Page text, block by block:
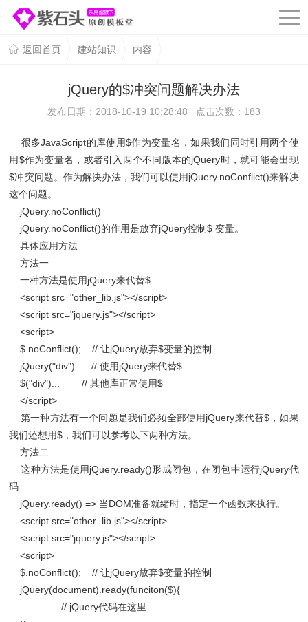
返回首页 建站知识 内容
jQuery的$冲突问题解决办法
发布日期：2018-10-19 10:28:48 点击次数： 183
很多JavaScript的库使用$作为变量名，如果我们同时引用两个使
用$作为变量名，或者引入两个不同版本的jQuery时，就可能会出现
$冲突问题。作为解决办法，我们可以使用jQuery.noConflict()来解决
这个问题。
jQuery.noConflict()
jQuery.noConflict()的作用是放弃jQuery控制$ 变量。
具体应用方法
方法一
一种方法是使用jQuery来代替$
<script src="other_lib.js"></script>
<script src="jquery.js"></script>
<script>
$.noConflict(); // 让jQuery放弃$变量的控制
jQuery("div")... // 使用jQuery来代替$
$("div")... // 其他库正常使用$
</script>
第一种方法有一个问题是我们必须全部使用jQuery来代替$，如果
我们还想用$，我们可以参考以下两种方法。
方法二
这种方法是使用jQuery.ready()形成闭包，在闭包中运行jQuery代
码
jQuery.ready() => 当DOM准备就绪时，指定一个函数来执行。
<script src="other_lib.js"></script>
<script src="jquery.js"></script>
<script>
$.noConflict(); // 让jQuery放弃$变量的控制
jQuery(document).ready(funciton($){
... // jQuery代码在这里